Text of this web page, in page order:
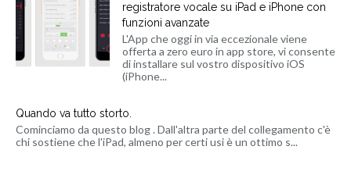
registratore vocale su iPad e iPhone con
funzioni avanzate
L'App che oggi in via eccezionale viene
offerta a zero euro in app store, vi consente
di installare sul vostro dispositivo iOS
(iPhone...
Quando va tutto storto.
Cominciamo da questo blog . Dall'altra parte del collegamento c'è
chi sostiene che l'iPad, almeno per certi usi è un ottimo s...